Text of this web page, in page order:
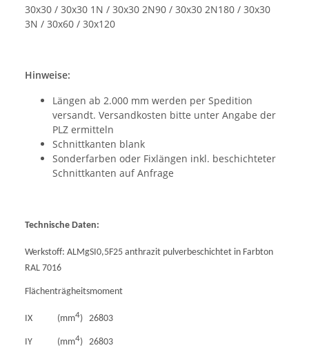
30x30 / 30x30 1N / 30x30 2N90 / 30x30 2N180 / 30x30
3N / 30x60 / 30x120
Hinweise:
Längen ab 2.000 mm werden per Spedition
versandt. Versandkosten bitte unter Angabe der
PLZ ermitteln
Schnittkanten blank
Sonderfarben oder Fixlängen inkl. beschichteter
Schnittkanten auf Anfrage
Technische Daten:
Werkstoff: ALMgSI0,5F25 anthrazit pulverbeschichtet in Farbton
RAL 7016
Flächenträgheitsmoment
IX (mm4) 26803
IY (mm4) 26803